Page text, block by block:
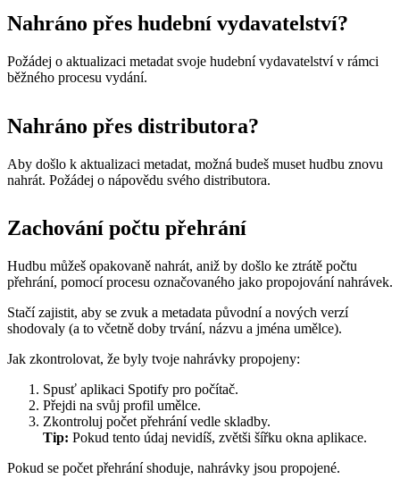
Nahráno přes hudební vydavatelství?
Požádej o aktualizaci metadat svoje hudební vydavatelství v rámci
běžného procesu vydání.
Nahráno přes distributora?
Aby došlo k aktualizaci metadat, možná budeš muset hudbu znovu
nahrát. Požádej o nápovědu svého distributora.
Zachování počtu přehrání
Hudbu můžeš opakovaně nahrát, aniž by došlo ke ztrátě počtu
přehrání, pomocí procesu označovaného jako propojování nahrávek.
Stačí zajistit, aby se zvuk a metadata původní a nových verzí
shodovaly (a to včetně doby trvání, názvu a jména umělce).
Jak zkontrolovat, že byly tvoje nahrávky propojeny:
Spusť aplikaci Spotify pro počítač.
Přejdi na svůj profil umělce.
Zkontroluj počet přehrání vedle skladby.
Tip: Pokud tento údaj nevidíš, zvětši šířku okna aplikace.
Pokud se počet přehrání shoduje, nahrávky jsou propojené.